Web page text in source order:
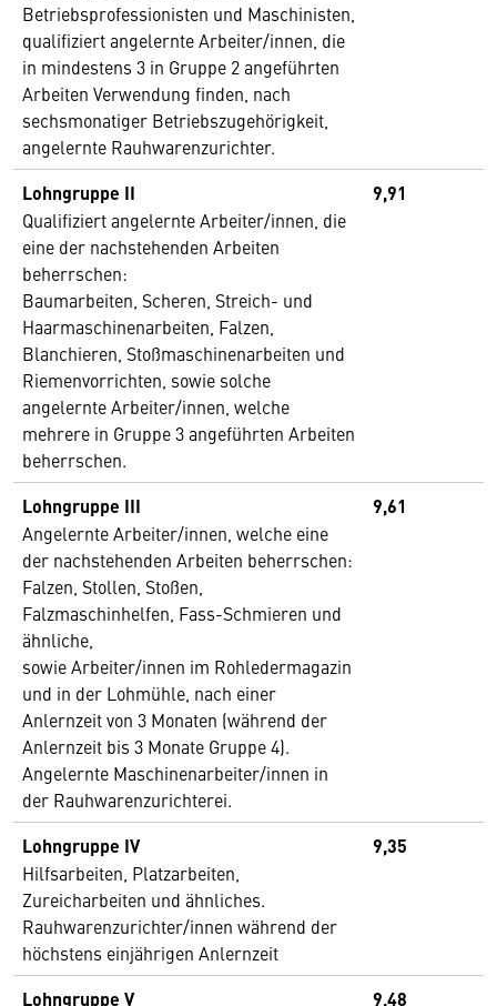
Betriebsprofessionisten und Maschinisten,
qualifiziert angelernte Arbeiter/innen, die
in mindestens 3 in Gruppe 2 angeführten
Arbeiten Verwendung finden, nach
sechsmonatiger Betriebszugehörigkeit,
angelernte Rauhwarenzurichter.
Lohngruppe II
Qualifiziert angelernte Arbeiter/innen, die
eine der nachstehenden Arbeiten
beherrschen:
Baumarbeiten, Scheren, Streich- und
Haarmaschinenarbeiten, Falzen,
Blanchieren, Stoßmaschinenarbeiten und
Riemenvorrichten, sowie solche
angelernte Arbeiter/innen, welche
mehrere in Gruppe 3 angeführten Arbeiten
beherrschen.
9,91
Lohngruppe III
Angelernte Arbeiter/innen, welche eine
der nachstehenden Arbeiten beherrschen:
Falzen, Stollen, Stoßen,
Falzmaschinhelfen, Fass-Schmieren und
ähnliche,
sowie Arbeiter/innen im Rohledermagazin
und in der Lohmühle, nach einer
Anlernzeit von 3 Monaten (während der
Anlernzeit bis 3 Monate Gruppe 4).
Angelernte Maschinenarbeiter/innen in
der Rauhwarenzurichterei.
9,61
Lohngruppe IV
Hilfsarbeiten, Platzarbeiten,
Zureicharbeiten und ähnliches.
Rauhwarenzurichter/innen während der
höchstens einjährigen Anlernzeit
9,35
Lohngruppe V 9,48